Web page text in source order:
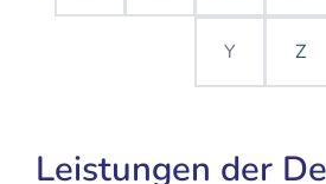
Y Z
Leistungen der